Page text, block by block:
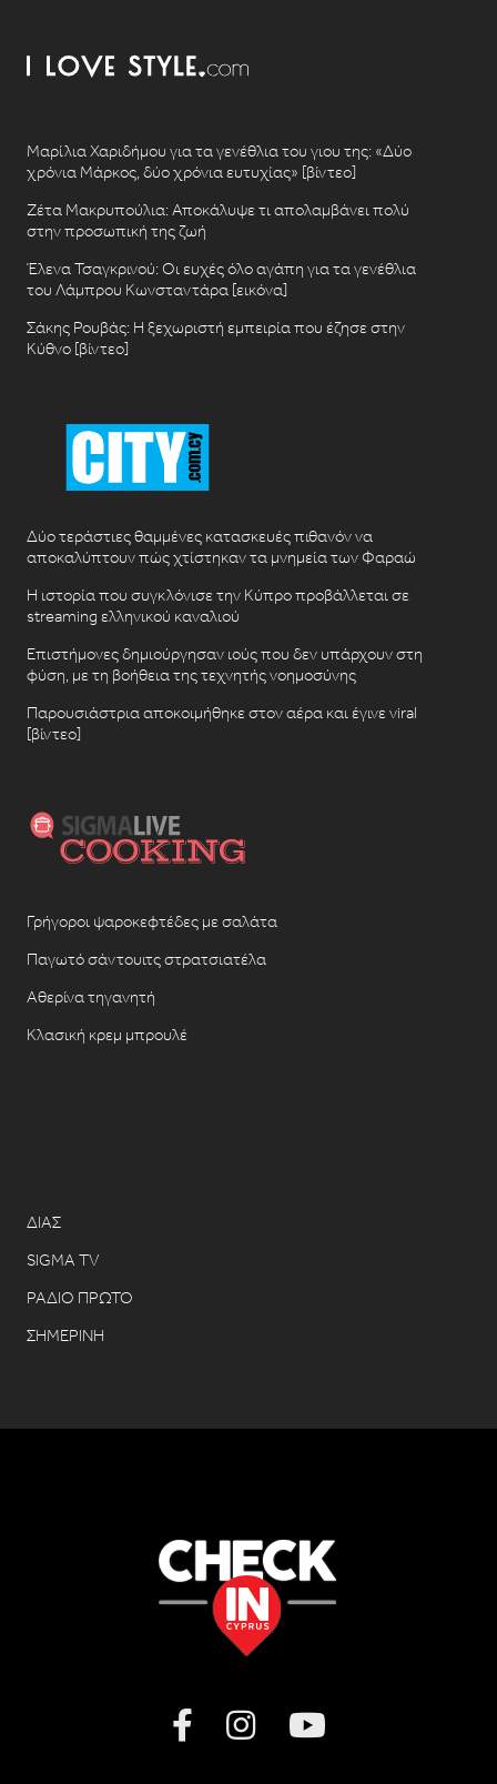
Μαρίλια Χαριδήμου για τα γενέθλια του γιου της: «Δύο
χρόνια Μάρκος, δύο χρόνια ευτυχίας» [βίντεο]
Ζέτα Μακρυπούλια: Αποκάλυψε τι απολαμβάνει πολύ
στην προσωπική της ζωή
Έλενα Τσαγκρινού: Οι ευχές όλο αγάπη για τα γενέθλια
του Λάμπρου Κωνσταντάρα [εικόνα]
Σάκης Ρουβάς: Η ξεχωριστή εμπειρία που έζησε στην
Κύθνο [βίντεο]
Δύο τεράστιες θαμμένες κατασκευές πιθανόν να
αποκαλύπτουν πώς χτίστηκαν τα μνημεία των Φαραώ
Η ιστορία που συγκλόνισε την Κύπρο προβάλλεται σε
streaming ελληνικού καναλιού
Επιστήμονες δημιούργησαν ιούς που δεν υπάρχουν στη
φύση, με τη βοήθεια της τεχνητής νοημοσύνης
Παρουσιάστρια αποκοιμήθηκε στον αέρα και έγινε viral
[βίντεο]
Γρήγοροι ψαροκεφτέδες με σαλάτα
Παγωτό σάντουιτς στρατσιατέλα
Αθερίνα τηγανητή
Κλασική κρεμ μπρουλέ
ΔΙΑΣ
SIGMA TV
ΡΑΔΙΟ ΠΡΩΤΟ
ΣΗΜΕΡΙΝΗ